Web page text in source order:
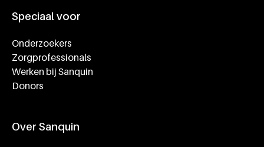
Speciaal voor
Onderzoekers
Zorgprofessionals
Werken bij Sanquin
Donors
Over Sanquin